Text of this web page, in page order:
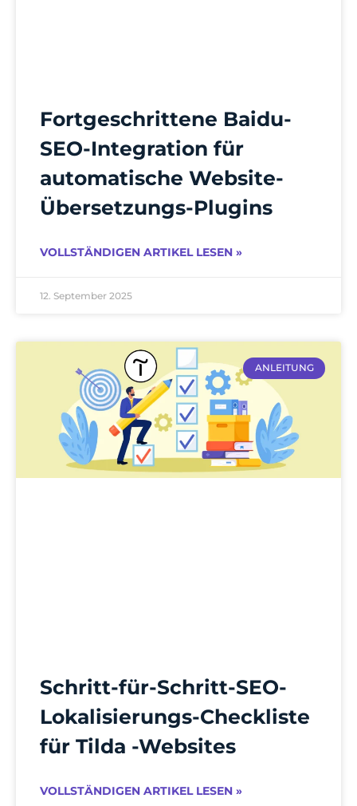
Fortgeschrittene Baidu-
SEO-Integration für
automatische Website-
Übersetzungs-Plugins
VOLLSTÄNDIGEN ARTIKEL LESEN »
12. September 2025
ANLEITUNG
Schritt-für-Schritt-SEO-
Lokalisierungs-Checkliste
für Tilda -Websites
VOLLSTÄNDIGEN ARTIKEL LESEN »